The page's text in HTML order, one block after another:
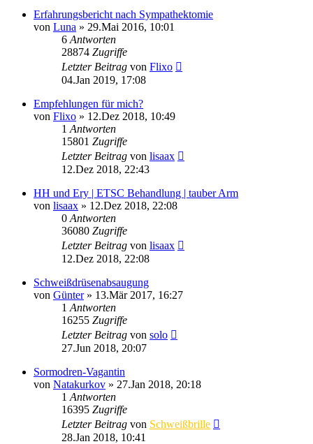
Erfahrungsbericht nach Sympathektomie
von Luna » 29.Mai 2016, 10:01
6 Antworten
28874 Zugriffe
Letzter Beitrag von Flixo
04.Jan 2019, 17:08
Empfehlungen für mich?
von Flixo » 12.Dez 2018, 10:49
1 Antworten
15801 Zugriffe
Letzter Beitrag von lisaax
12.Dez 2018, 22:43
HH und Ery | ETSC Behandlung | tauber Arm
von lisaax » 12.Dez 2018, 22:08
0 Antworten
36080 Zugriffe
Letzter Beitrag von lisaax
12.Dez 2018, 22:08
Schweißdrüsenabsaugung
von Günter» 13.Mär 2017, 16:27
1 Antworten
16255 Zugriffe
Letzter Beitrag von solo
27.Jun 2018, 20:07
Sormodren-Vagantin
von Natakurkov » 27.Jan 2018, 20:18
1 Antworten
16395 Zugriffe
Letzter Beitrag von Schweißbrille
28.Jan 2018, 10:41